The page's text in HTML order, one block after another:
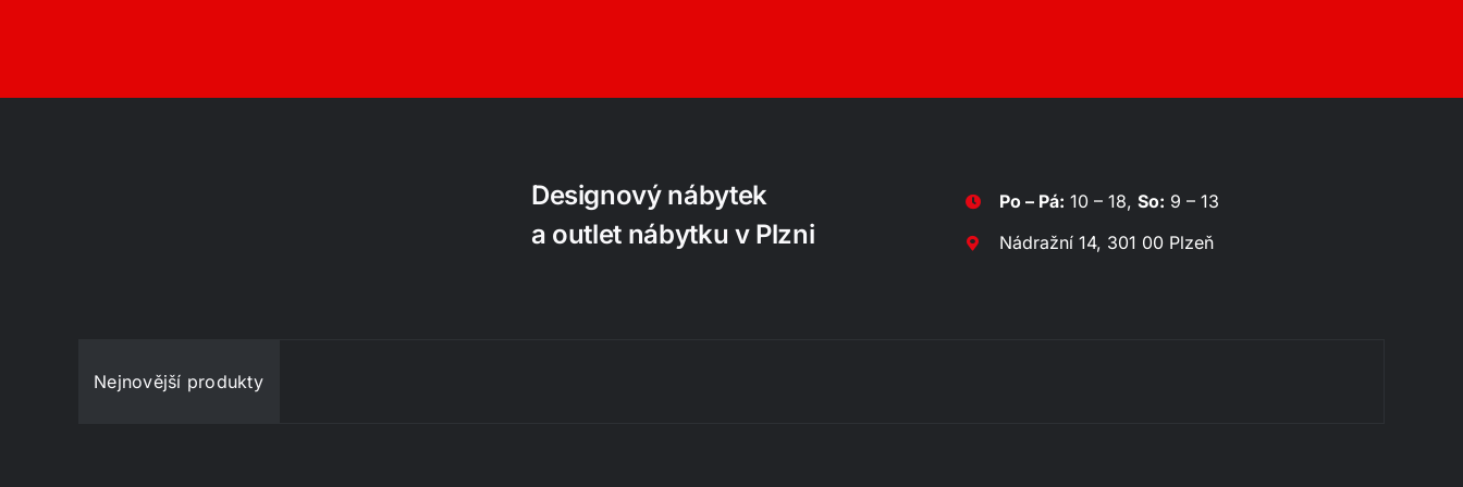
Designový nábytek
a outlet nábytku v Plzni
Po – Pá: 10 – 18,So: 9 – 13
Nádražní 14, 301 00 Plzeň
Nejnovější produkty